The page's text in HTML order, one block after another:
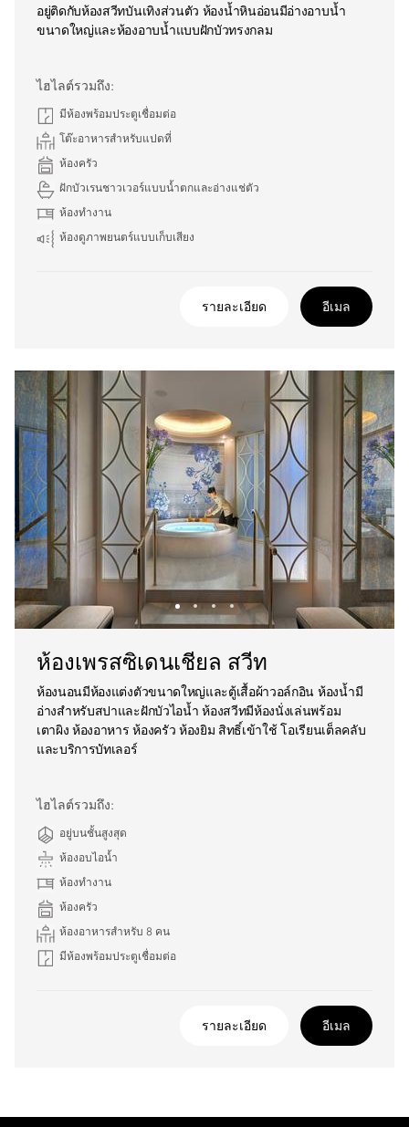
อยู่ติดกับห้องสวีทบันเทิงส่วนตัว ห้องน้ำหินอ่อนมีอ่างอาบน้ำ
ขนาดใหญ่และห้องอาบน้ำแบบฝักบัวทรงกลม
ไฮไลต์รวมถึง:
มีห้องพร้อมประตูเชื่อมต่อ
โต๊ะอาหารสำหรับแปดที่
ห้องครัว
ฝักบัวเรนชาวเวอร์แบบน้ำตกและอ่างแช่ตัว
ห้องทำงาน
ห้องดูภาพยนตร์แบบเก็บเสียง
รายละเอียด อีเมล
ห้องเพรสซิเดนเชียล สวีท
ห้องนอนมีห้องแต่งตัวขนาดใหญ่และตู้เสื้อผ้าวอล์กอิน ห้องน้ำมี
อ่างสำหรับสปาและฝักบัวไอน้ำ ห้องสวีทมีห้องนั่งเล่นพร้อม
เตาผิง ห้องอาหาร ห้องครัว ห้องยิม สิทธิ์เข้าใช้ โอเรียนเต็ลคลับ
และบริการบัทเลอร์
ไฮไลต์รวมถึง:
อยู่บนชั้นสูงสุด
ห้องอบไอน้ำ
ห้องทำงาน
ห้องครัว
ห้องอาหารสำหรับ 8 คน
มีห้องพร้อมประตูเชื่อมต่อ
รายละเอียด อีเมล